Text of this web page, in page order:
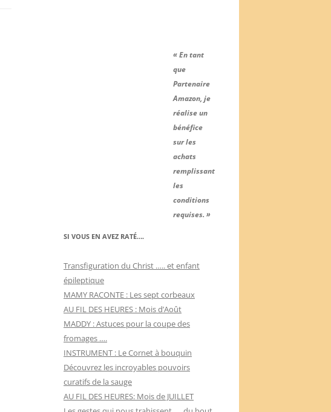
« En tant
que
Partenaire
Amazon, je
réalise un
bénéfice
sur les
achats
remplissant
les
conditions
requises. »
SI VOUS EN AVEZ RATÉ….
Transfiguration du Christ ….. et enfant
épileptique
MAMY RACONTE : Les sept corbeaux
AU FIL DES HEURES : Mois d’Août
MADDY : Astuces pour la coupe des
fromages ….
INSTRUMENT : Le Cornet à bouquin
Découvrez les incroyables pouvoirs
curatifs de la sauge
AU FIL DES HEURES: Mois de JUILLET